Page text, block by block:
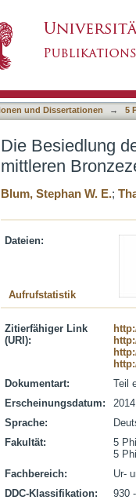
und Dissertationen → 5
Die Besiedlung
mittleren
Blum, Stephan W. E.;
Dateien:
Aufrufstatistik
Zitierfähiger Link
(URI):
Dokumentart:
Teil
Erscheinungsdatum:
2014
Sprache:
Fakultät:
5
5
Fachbereich:
Ur-
DDC-Klassifikation:
930